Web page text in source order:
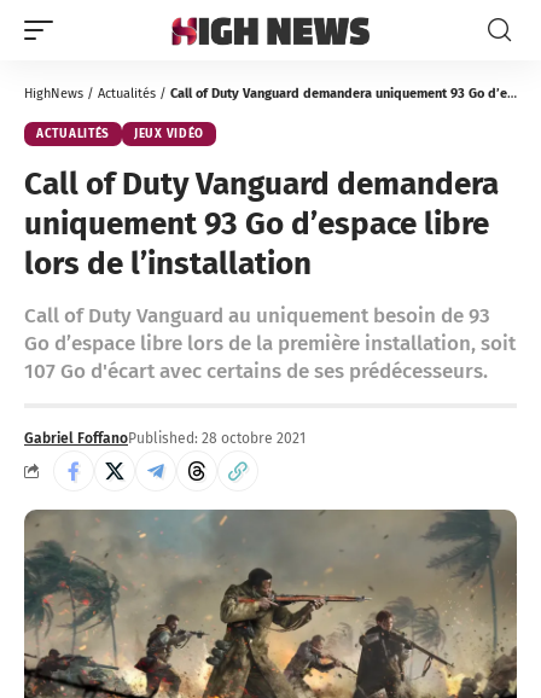
HighNews / Actualités / Call of Duty Vanguard demandera uniquement 93 Go d’espace libre lors de l’installation
ACTUALITÉS JEUX VIDÉO
Call of Duty Vanguard demandera
uniquement 93 Go d’espace libre
lors de l’installation
Call of Duty Vanguard au uniquement besoin de 93
Go d’espace libre lors de la première installation, soit
107 Go d'écart avec certains de ses prédécesseurs.
Gabriel FoffanoPublished: 28 octobre 2021